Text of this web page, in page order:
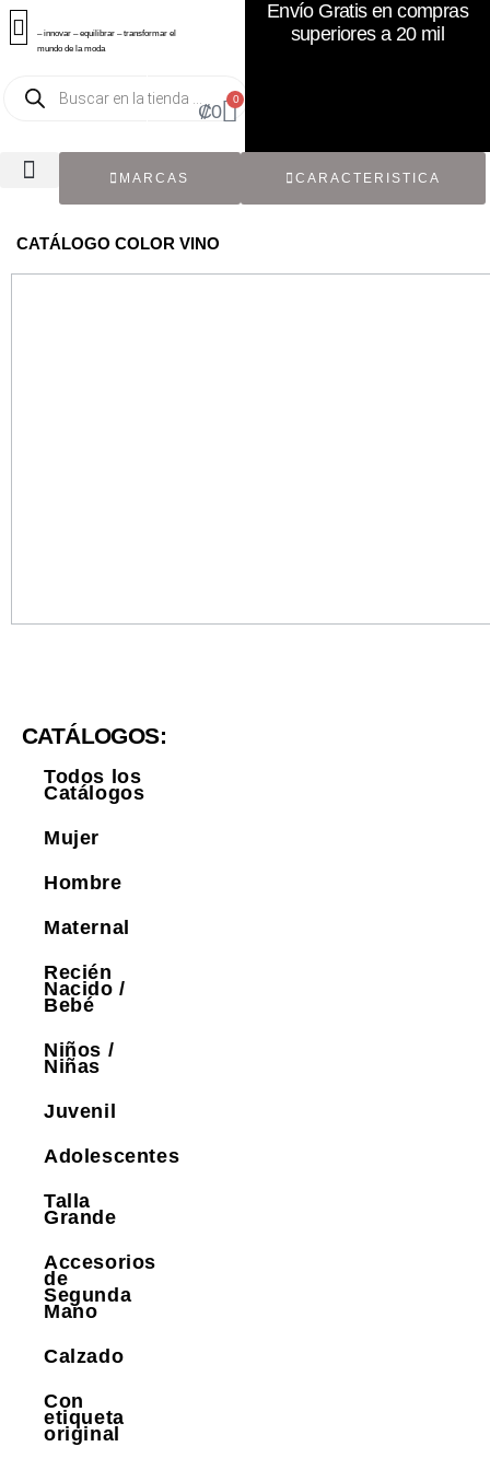
– innovar – equilibrar – transformar el
mundo de la moda
₡0
0
Envío Gratis en compras
superiores a 20 mil
MARCAS CARACTERISTICA
CATÁLOGO COLOR VINO
CATÁLOGOS:
Todos los
Catálogos
Mujer
Hombre
Maternal
Recién
Nacido /
Bebé
Niños /
Niñas
Juvenil
Adolescentes
Talla
Grande
Accesorios
de
Segunda
Mano
Calzado
Con
etiqueta
original